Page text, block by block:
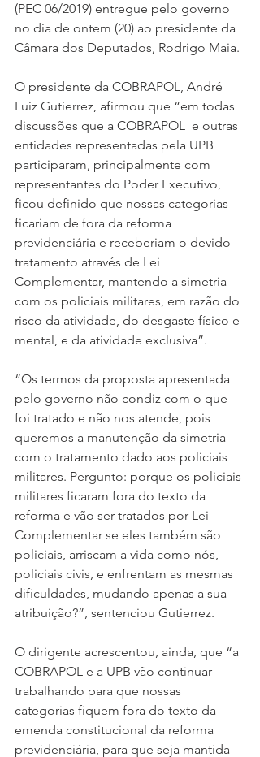
(PEC 06/2019) entregue pelo governo
no dia de ontem (20) ao presidente da
Câmara dos Deputados, Rodrigo Maia.
O presidente da COBRAPOL, André
Luiz Gutierrez, afirmou que “em todas
discussões que a COBRAPOL  e outras
entidades representadas pela UPB
participaram, principalmente com
representantes do Poder Executivo,
ficou definido que nossas categorias
ficariam de fora da reforma
previdenciária e receberiam o devido
tratamento através de Lei
Complementar, mantendo a simetria
com os policiais militares, em razão do
risco da atividade, do desgaste físico e
mental, e da atividade exclusiva”.
“Os termos da proposta apresentada
pelo governo não condiz com o que
foi tratado e não nos atende, pois
queremos a manutenção da simetria
com o tratamento dado aos policiais
militares. Pergunto: porque os policiais
militares ficaram fora do texto da
reforma e vão ser tratados por Lei
Complementar se eles também são
policiais, arriscam a vida como nós,
policiais civis, e enfrentam as mesmas
dificuldades, mudando apenas a sua
atribuição?”, sentenciou Gutierrez.
O dirigente acrescentou, ainda, que “a
COBRAPOL e a UPB vão continuar
trabalhando para que nossas
categorias fiquem fora do texto da
emenda constitucional da reforma
previdenciária, para que seja mantida